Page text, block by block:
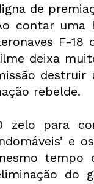
de
contar uma
F-
deixa
destruir
rebelde.
zelo para
e
tempo
do